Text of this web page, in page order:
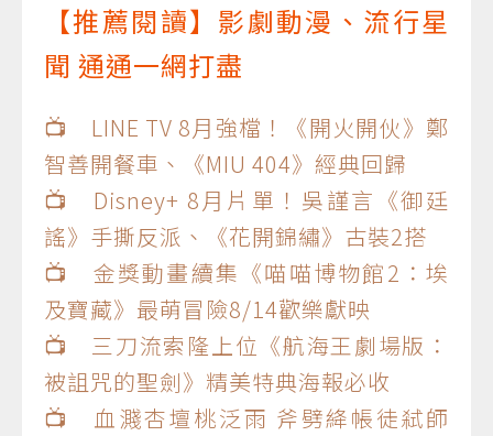
【推薦閱讀】影劇動漫、流行星
聞 通通一網打盡
📺 LINE TV 8月強檔！《開火開伙》鄭
智善開餐車、《MIU 404》經典回歸
📺 Disney+ 8月片單！吳謹言《御廷
謠》手撕反派、《花開錦繡》古裝2搭
📺 金獎動畫續集《喵喵博物館2：埃
及寶藏》最萌冒險8/14歡樂獻映
📺 三刀流索隆上位《航海王劇場版：
被詛咒的聖劍》精美特典海報必收
📺 血濺杏壇桃泛雨 斧劈絳帳徒弒師